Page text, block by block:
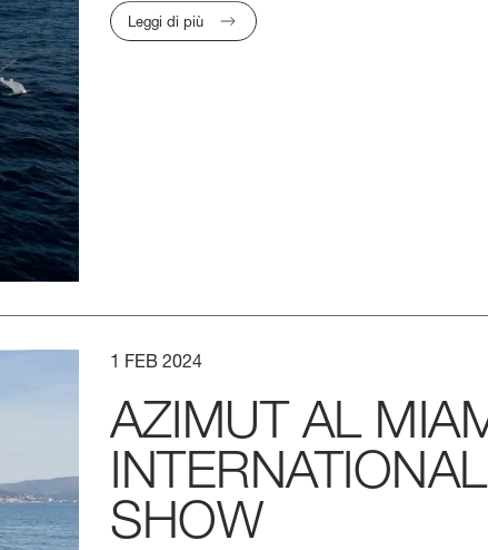
Leggi di più
1 FEB 2024
AZIMUT AL
INTERNATIONAL
SHOW